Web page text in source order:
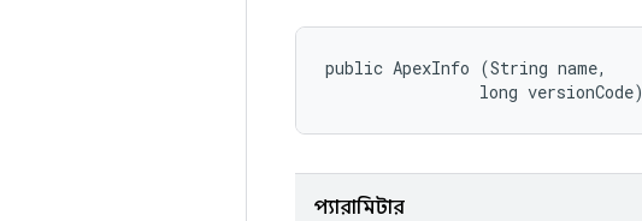
public ApexInfo (String name,
                long versionCode)
প্যারামিটার